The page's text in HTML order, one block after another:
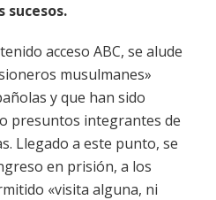
sucesos.
acceso ABC, se alude
musulmanes»
y que han sido
presuntos integrantes de
Llegado a este punto, se
en prisión, a los
«visita alguna, ni